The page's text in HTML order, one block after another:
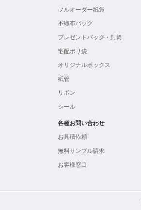
フルオーダー紙袋
不織布バッグ
プレゼントバッグ・封筒
宅配ポリ袋
オリジナルボックス
紙管
リボン
シール
各種お問い合わせ
お見積依頼
無料サンプル請求
お客様窓口